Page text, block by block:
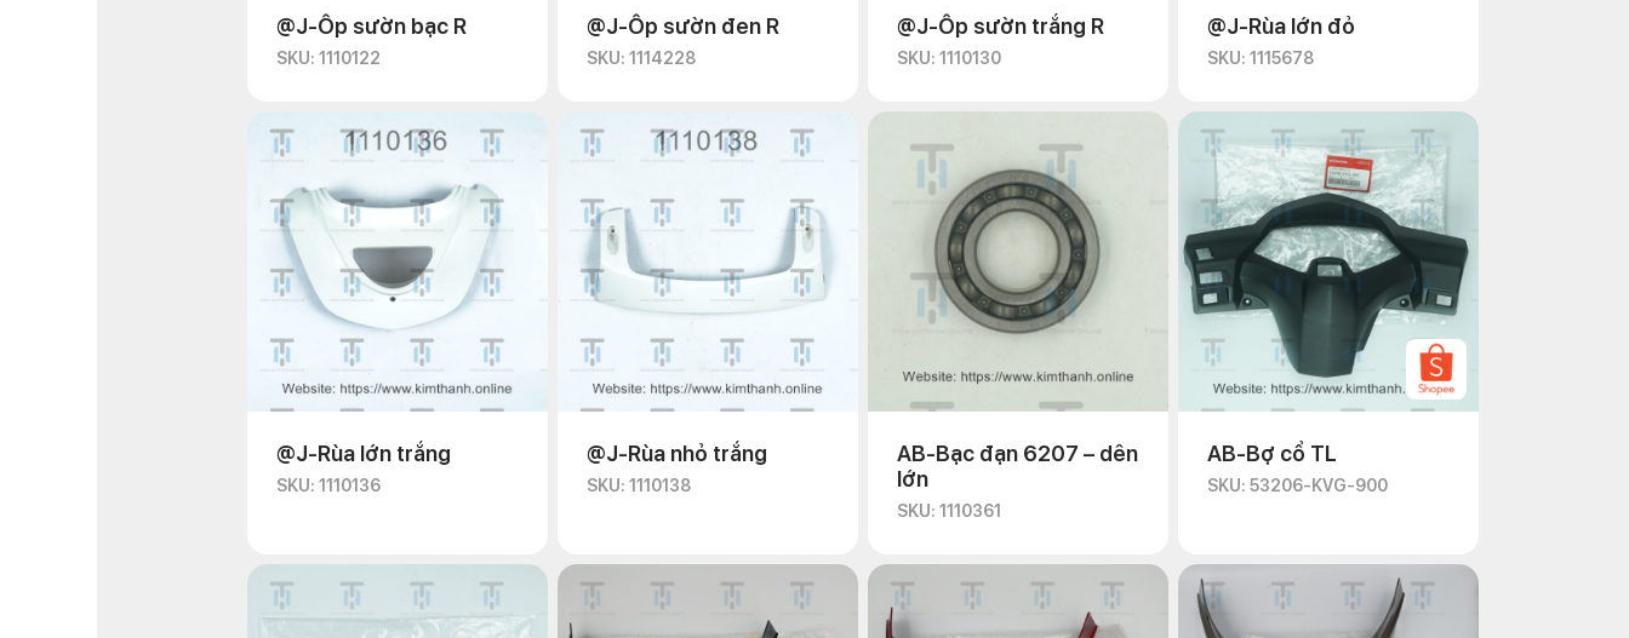
@J-Ốp sườn bạc R
SKU: 1110122
@J-Ốp sườn đen R
SKU: 1114228
@J-Ốp sườn trắng R
SKU: 1110130
@J-Rùa lớn đỏ
SKU: 1115678
@J-Rùa lớn trắng
SKU: 1110136
@J-Rùa nhỏ trắng
SKU: 1110138
AB-Bạc đạn 6207 – dên
lớn
SKU: 1110361
AB-Bợ cổ TL
SKU: 53206-KVG-900